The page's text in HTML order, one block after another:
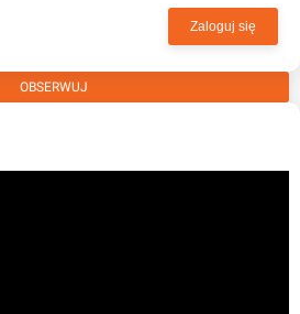
Zaloguj się
OBSERWUJ